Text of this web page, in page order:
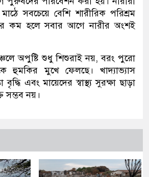
সবচেয়ে বেশি শারীরিক পরিশ্রম
কম হলে সবার আগে নারীর অংশই
অপুষ্টি শুধু শিশুরাই নয়, বরং পুরো
হুমকির মুখে ফেলছে। খাদ্যাভ্যাস
এবং মায়েদের স্বাস্থ্য সুরক্ষা ছাড়া
সম্ভব নয়।